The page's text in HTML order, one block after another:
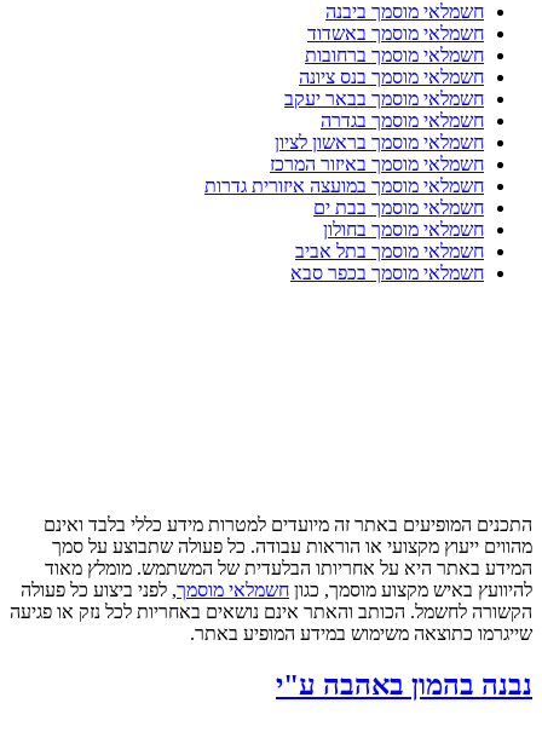
חשמלאי מוסמך ביבנה
חשמלאי מוסמך באשדוד
חשמלאי מוסמך ברחובות
חשמלאי מוסמך בנס ציונה
חשמלאי מוסמך בבאר יעקב
חשמלאי מוסמך בגדרה
חשמלאי מוסמך בראשון לציון
חשמלאי מוסמך באיזור המרכז
חשמלאי מוסמך במועצה איזורית גדרות
חשמלאי מוסמך בבת ים
חשמלאי מוסמך בחולון
חשמלאי מוסמך בתל אביב
חשמלאי מוסמך בכפר סבא
התכנים המופיעים באתר זה מיועדים למטרות מידע כללי בלבד ואינם
מהווים ייעוץ מקצועי או הוראות עבודה. כל פעולה שתבוצע על סמך
המידע באתר היא על אחריותו הבלעדית של המשתמש. מומלץ מאוד
להיוועץ באיש מקצוע מוסמך, כגון חשמלאי מוסמך, לפני ביצוע כל פעולה
הקשורה לחשמל. הכותב והאתר אינם נושאים באחריות לכל נזק או פגיעה
שייגרמו כתוצאה משימוש במידע המופיע באתר.
נבנה בהמון באהבה ע"י